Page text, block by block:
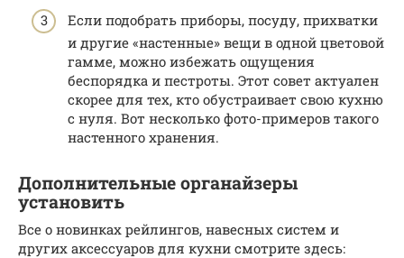
Если подобрать приборы, посуду, прихватки
и другие «настенные» вещи в одной цветовой
гамме, можно избежать ощущения
беспорядка и пестроты. Этот совет актуален
скорее для тех, кто обустраивает свою кухню
с нуля. Вот несколько фото-примеров такого
настенного хранения.
Дополнительные органайзеры
установить
Все о новинках рейлингов, навесных систем и
других аксессуаров для кухни смотрите здесь: